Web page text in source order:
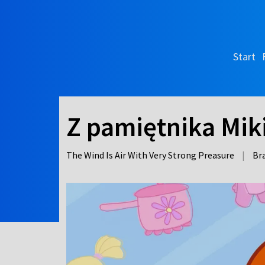
Start
Z pamiętnika
The Wind Is Air With Very Strong Preasure |